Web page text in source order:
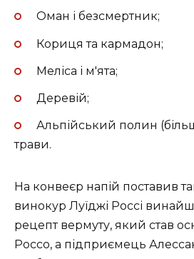
Оман і безсмертник;
Кориця та кармадон;
Меліса і м'ята;
Деревій;
Альпійський полин
трави.
На конвеєр напій поставив
винокур Луїджі Россі
рецепт вермуту, який став
Россо, а підприємець